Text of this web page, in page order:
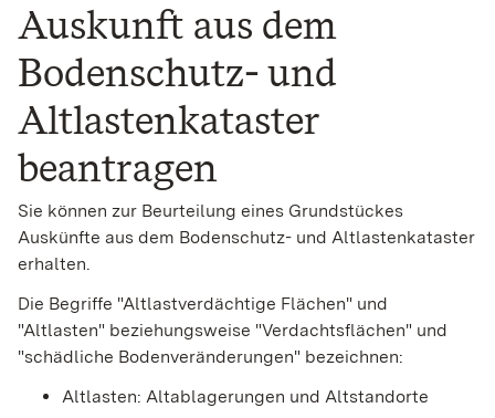
Auskunft aus dem
Bodenschutz- und
Altlastenkataster
beantragen
Sie können zur Beurteilung eines Grundstückes
Auskünfte aus dem Bodenschutz- und Altlastenkataster
erhalten.
Die Begriffe "Altlastverdächtige Flächen" und
"Altlasten" beziehungsweise "Verdachtsflächen" und
"schädliche Bodenveränderungen" bezeichnen:
Altlasten: Altablagerungen und Altstandorte